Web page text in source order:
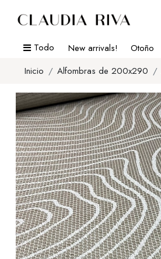
Todo New arrivals! Otoño
Inicio
Alfombras de 200x290